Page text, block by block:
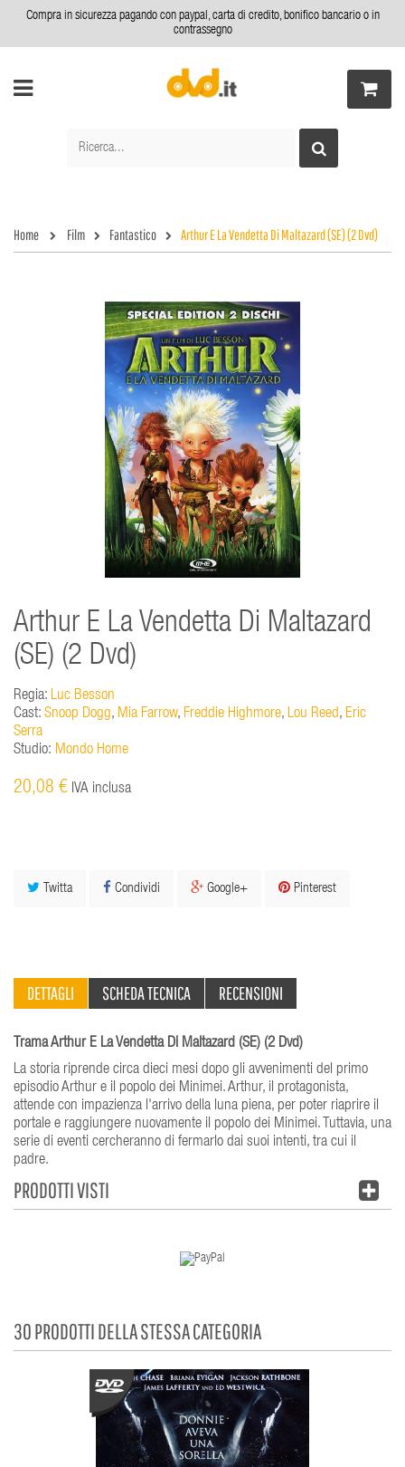
Compra in sicurezza pagando con paypal, carta di credito, bonifico bancario o in
contrassegno
Home Film Fantastico Arthur E La Vendetta Di Maltazard (SE) (2 Dvd)
Arthur E La Vendetta Di Maltazard
(SE) (2 Dvd)
Regia: Luc Besson
Cast: Snoop Dogg, Mia Farrow, Freddie Highmore, Lou Reed, Eric
Serra
Studio: Mondo Home
20,08 € IVA inclusa
Twitta Condividi Google+ Pinterest
DETTAGLI SCHEDA TECNICA RECENSIONI
Trama Arthur E La Vendetta Di Maltazard (SE) (2 Dvd)
La storia riprende circa dieci mesi dopo gli avvenimenti del primo
episodio Arthur e il popolo dei Minimei. Arthur, il protagonista,
attende con impazienza l'arrivo della luna piena, per poter riaprire il
portale e raggiungere nuovamente il popolo dei Minimei. Tuttavia, una
serie di eventi cercheranno di fermarlo dai suoi intenti, tra cui il
padre.
PRODOTTI VISTI
30 PRODOTTI DELLA STESSA CATEGORIA